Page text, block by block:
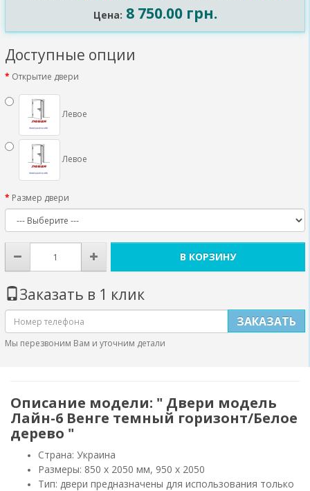
Цена: 8 750.00 грн.
Доступные опции
Открытие двери
Левое
Левое
Размер двери
В КОРЗИНУ
Заказать в 1 клик
ЗАКАЗАТЬ
Мы перезвоним Вам и уточним детали
Описание модели: " Двери модель
Лайн-6 Венге темный горизонт/Белое
дерево "
Страна: Украина
Размеры: 850 х 2050 мм, 950 х 2050
Тип: двери предназначены для использования только